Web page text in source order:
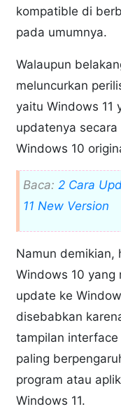
kompatible di
pada umumnya.
Walaupun
meluncurkan
yaitu Windows 11
updatenya
Windows 10
Baca:2 Cara
11 New Version
Namun demikian,
Windows 10 yang
update ke
disebabkan
tampilan
paling
program atau
Windows 11.